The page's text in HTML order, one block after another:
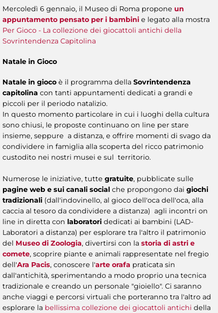
Mercoledì 6 gennaio, il Museo di Roma propone un
appuntamento pensato per i bambini e legato alla mostra
Per Gioco - La collezione dei giocattoli antichi della
Sovrintendenza Capitolina
Natale in Gioco
Natale in gioco è il programma della Sovrintendenza
capitolina con tanti appuntamenti dedicati a grandi e
piccoli per il periodo natalizio.
In questo momento particolare in cui i luoghi della cultura
sono chiusi, le proposte continuano on line per stare
insieme, seppure a distanza, e offrire momenti di svago da
condividere in famiglia alla scoperta del ricco patrimonio
custodito nei nostri musei e sul territorio.
Numerose le iniziative, tutte gratuite, pubblicate sulle
pagine web e sui canali social che propongono dai giochi
tradizionali (dall'indovinello, al gioco dell'oca dell'oca, alla
caccia al tesoro da condividere a distanza) agli incontri on
line in diretta con laboratori dedicati ai bambini (LAD-
Laboratori a distanza) per esplorare tra l'altro il patrimonio
del Museo di Zoologia, divertirsi con la storia di astri e
comete, scoprire piante e animali rappresentate nel fregio
dell'Ara Pacis, conoscere l'arte orafa praticata sin
dall'antichità, sperimentando a modo proprio una tecnica
tradizionale e creando un personale "gioiello". Ci saranno
anche viaggi e percorsi virtuali che porteranno tra l'altro ad
esplorare la bellissima collezione dei giocattoli antichi della